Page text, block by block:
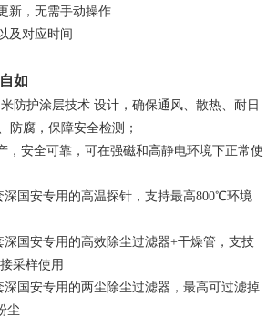
新，无需手动操作
及对应时间
如
防护涂层技术 设计，确保通风、散热、耐日
防腐，保障安全检测；
，安全可靠，可在强磁和高静电环境下正常使
深国安专用的高温探针，支持最高800℃环境
国安专用的高效除尘过滤器+干燥管，支技
采样使用
国安专用的两尘除尘过滤器，最高可过滤掉
尘